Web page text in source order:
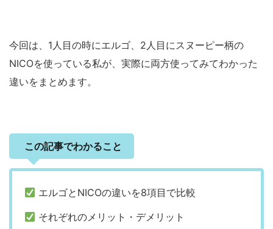
今回は、1人目の時にエルゴ、2人目にスヌーピー柄の
NICOを使っている私が、実際に両方使ってみてわかった
違いをまとめます。
この記事でわかること
エルゴとNICOの違いを8項目で比較
それぞれのメリット・デメリット